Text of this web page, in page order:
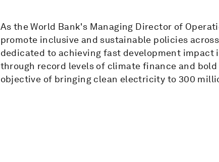
As the World Bank's Managing Director of
promote inclusive and sustainable policies
dedicated to achieving fast development
through record levels of climate finance and
objective of bringing clean electricity to 300